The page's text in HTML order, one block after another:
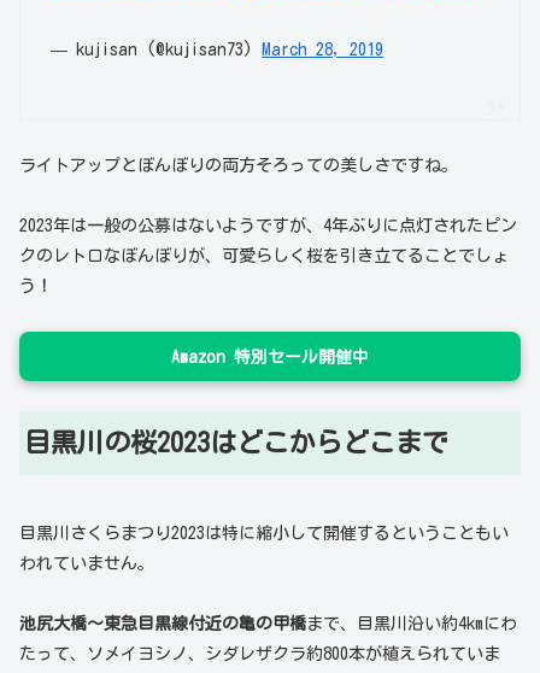
— kujisan (@kujisan73)March 28, 2019
ライトアップとぼんぼりの両方そろっての美しさですね。
2023年は一般の公募はないようですが、4年ぶりに点灯されたピン
クのレトロなぼんぼりが、可愛らしく桜を引き立てることでしょ
う！
Amazon 特別セール開催中
目黒川の桜2023はどこからどこまで
目黒川さくらまつり2023は特に縮小して開催するということもい
われていません。
池尻大橋～東急目黒線付近の亀の甲橋まで、目黒川沿い約4kmにわ
たって、ソメイヨシノ、シダレザクラ約800本が植えられていま